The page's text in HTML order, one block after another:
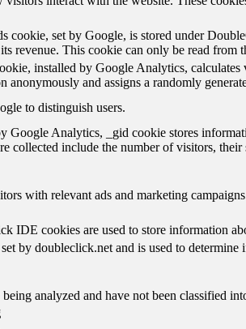
cookie, set by Google, is stored under
revenue. This cookie can only be read
installed by Google Analytics, calculates
anonymously and assigns a randomly
to distinguish users.
Google Analytics, _gid cookie stores
collected include the number of visitors,
with relevant ads and marketing
IDE cookies are used to store information
by doubleclick.net and is used to determine
analyzed and have not been classified